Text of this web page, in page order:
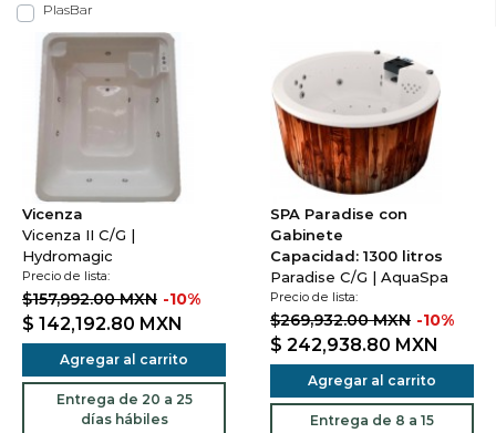
PlasBar
Vicenza
Vicenza II C/G |
Hydromagic
Precio de lista:
$157,992.00 MXN -10%
$ 142,192.80 MXN
Agregar al carrito
Entrega de 20 a 25
días hábiles
SPA Paradise con
Gabinete
Capacidad: 1300 litros
Paradise C/G | AquaSpa
Precio de lista:
$269,932.00 MXN -10%
$ 242,938.80 MXN
Agregar al carrito
Entrega de 8 a 15